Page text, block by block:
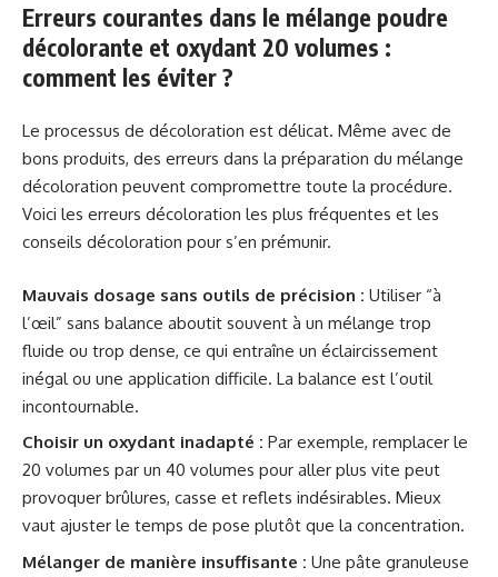
Erreurs courantes dans le mélange poudre
décolorante et oxydant 20 volumes :
comment les éviter ?
Le processus de décoloration est délicat. Même avec de
bons produits, des erreurs dans la préparation du mélange
décoloration peuvent compromettre toute la procédure.
Voici les erreurs décoloration les plus fréquentes et les
conseils décoloration pour s’en prémunir.
Mauvais dosage sans outils de précision : Utiliser “à
l’œil” sans balance aboutit souvent à un mélange trop
fluide ou trop dense, ce qui entraîne un éclaircissement
inégal ou une application difficile. La balance est l’outil
incontournable.
Choisir un oxydant inadapté : Par exemple, remplacer le
20 volumes par un 40 volumes pour aller plus vite peut
provoquer brûlures, casse et reflets indésirables. Mieux
vaut ajuster le temps de pose plutôt que la concentration.
Mélanger de manière insuffisante : Une pâte granuleuse